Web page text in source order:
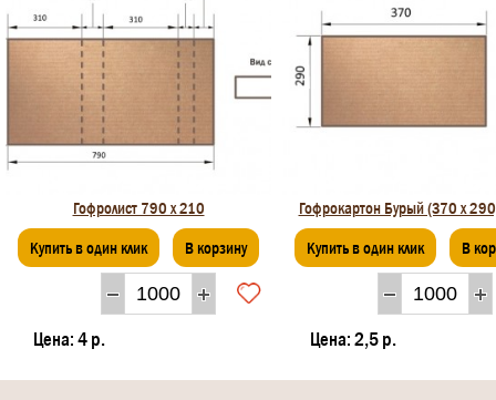
Гофролист 790 х 210
Купить в один клик В корзину
Цена: 4 р.
Гофрокартон Бурый (370 х
Купить в один клик В
Цена: 2,5 р.